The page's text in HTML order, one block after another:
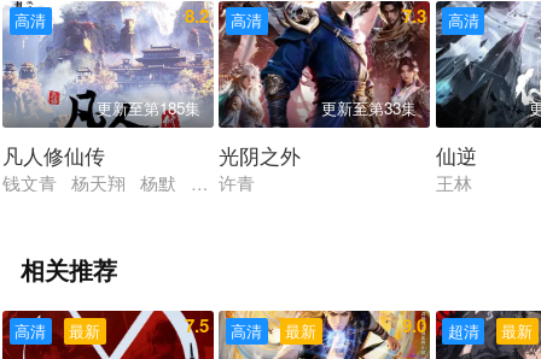
高清 8.2
更新至第185集
凡人修仙传
钱文青 杨天翔 杨默 歪歪 谷江山 乔诗语
高清 7.3
更新至第33集
光阴之外
许青
高清
仙逆
王林
相关推荐
最新
高清 7.5 最新
高清 9.0 最新
超清